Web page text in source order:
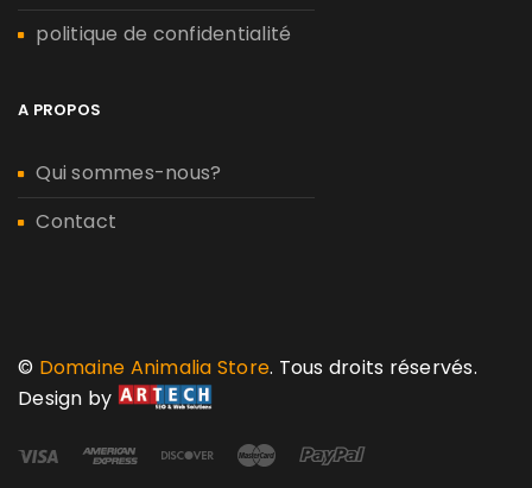
politique de confidentialité
A PROPOS
Qui sommes-nous?
Contact
© Domaine Animalia Store. Tous droits réservés.
Design by